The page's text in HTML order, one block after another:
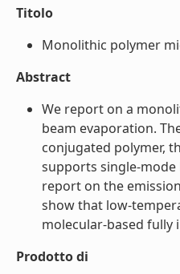
Titolo
Monolithic polymer
Abstract
We report on a
beam evaporation.
conjugated polymer,
supports single-mode
report on the
show that low-
molecular-based fully
Prodotto di